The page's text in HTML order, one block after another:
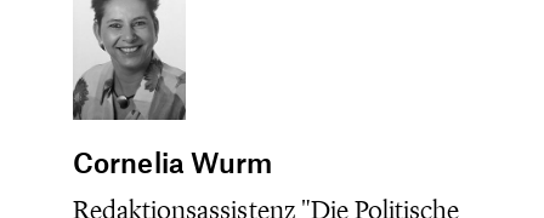
Cornelia Wurm
Redaktionsassistenz "Die Politische